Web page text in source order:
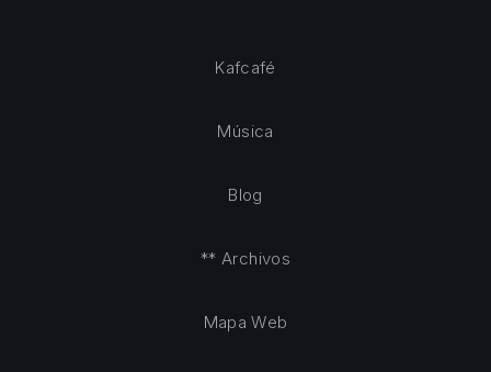
Kafcafé
Música
Blog
** Archivos
Mapa Web